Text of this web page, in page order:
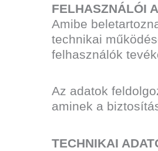
FELHASZNÁLÓI
Amibe
technikai
felhasználók
Az adatok
aminek a
TECHNIKAI